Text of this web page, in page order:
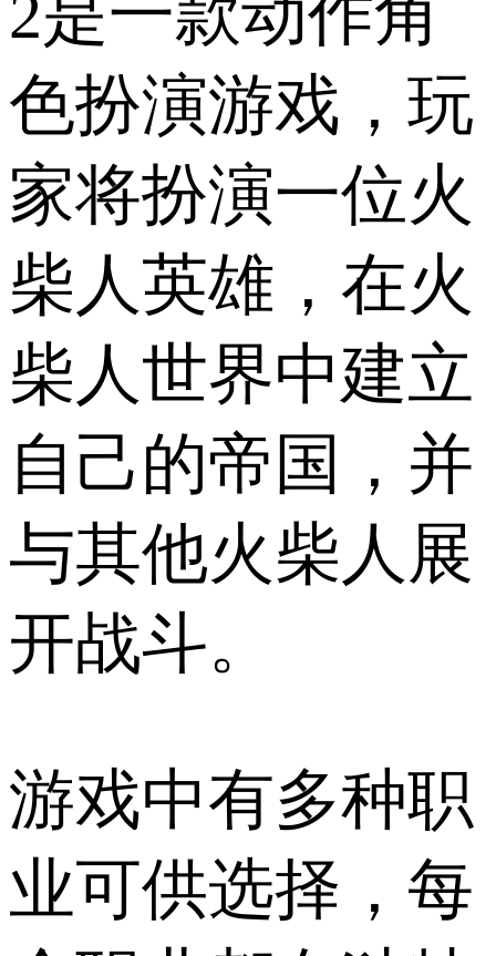
2是一款动作角
色扮演游戏，玩
家将扮演一位火
柴人英雄，在火
柴人世界中建立
自己的帝国，并
与其他火柴人展
开战斗。
游戏中有多种职
业可供选择，每